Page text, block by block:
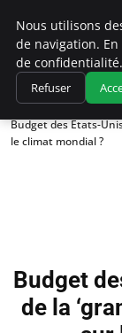
Accueil
Énergies
Budget des États-
le climat mondial ?
Budget
de la
Nous utilisons
de navigation.
de confidentialité.
Refuser